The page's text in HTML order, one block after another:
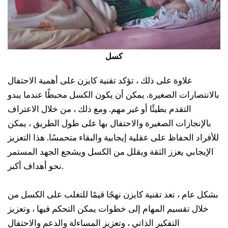
كسل
علاوة على ذلك ، تؤكد تقنية كايزن على أهمية الاحتفال
بالانتصارات الصغيرة. يمكن أن يكون الكسل محبطًا عندما يبدو
التقدم بطيئًا أو غير مهم. ومع ذلك ، من خلال الاعتراف
بالإنجازات الصغيرة والاحتفال بها على طول الطريق ، يمكن
للأفراد الحفاظ على عقلية إيجابية والبقاء متحمسًا. هذا التعزيز
الإيجابي يعزز الثقة ويقلل من الكسل ويشجع الجهد المستمر
نحو أهداف أكبر.
بشكل عام ، تعد تقنية كايزن نهجًا قيمًا للتغلب على الكسل من
خلال تقسيم المهام إلى خطوات يمكن التحكم فيها ، وتعزيز
التفكير الذاتي ، وتعزيز المساءلة والدعم والاحتفال